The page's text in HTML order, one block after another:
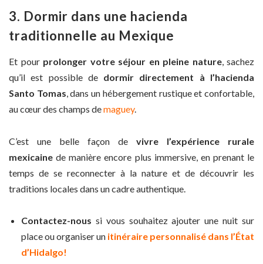
3. Dormir dans une hacienda
traditionnelle au Mexique
Et pour prolonger votre séjour en pleine nature, sachez
qu’il est possible de dormir directement à l’hacienda
Santo Tomas, dans un hébergement rustique et confortable,
au cœur des champs demaguey.
C’est une belle façon de vivre l’expérience rurale
mexicaine de manière encore plus immersive, en prenant le
temps de se reconnecter à la nature et de découvrir les
traditions locales dans un cadre authentique.
Contactez-nous si vous souhaitez ajouter une nuit sur
place ou organiser un itinéraire personnalisé dans l’État
d’Hidalgo!